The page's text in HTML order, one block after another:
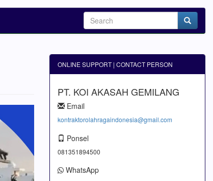
ONLINE SUPPORT | CONTACT PERSON
PT. KOI AKASAH GEMILANG
Email
kontraktorolahragaindonesia@gmail.com
Ponsel
081351894500
WhatsApp